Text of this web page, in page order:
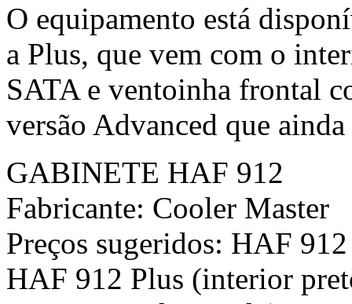
O equipamento está
a Plus, que vem com o
SATA e ventoinha frontal
versão Advanced que
GABINETE HAF 912
Fabricante: Cooler Master
Preços sugeridos: HAF
HAF 912 Plus (interior